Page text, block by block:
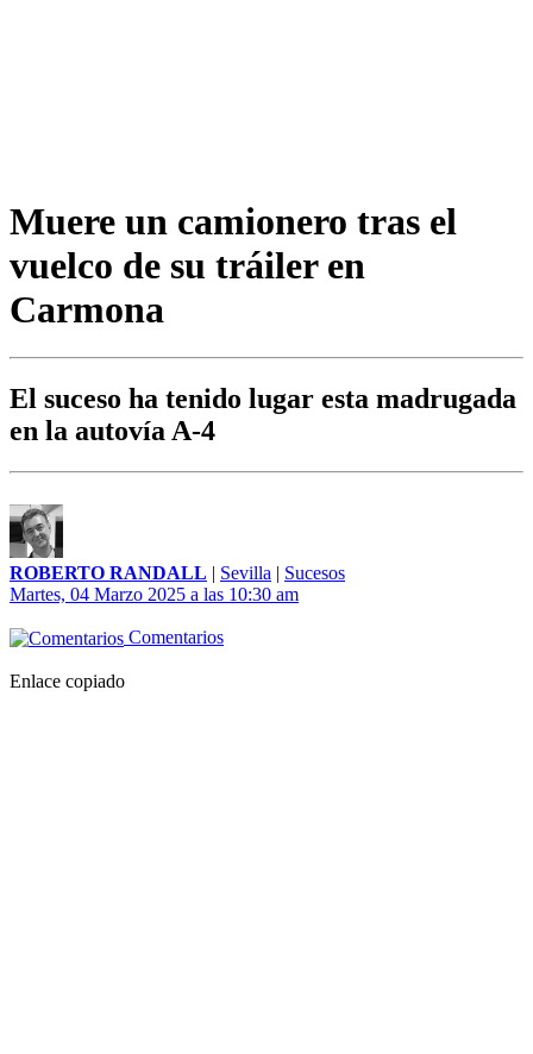
Muere un camionero tras el
vuelco de su tráiler en
Carmona
El suceso ha tenido lugar esta madrugada
en la autovía A-4
ROBERTO RANDALL | Sevilla | Sucesos
Martes, 04 Marzo 2025 a las 10:30 am
Comentarios
Enlace copiado